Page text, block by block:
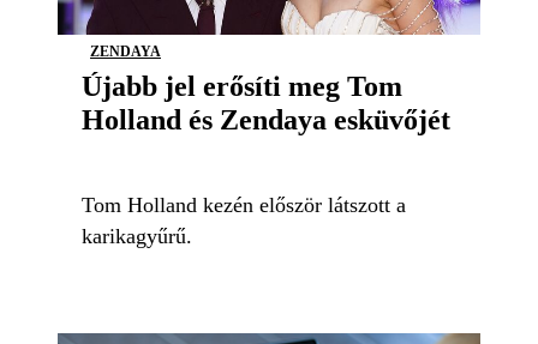
ZENDAYA
Újabb jel erősíti meg Tom
Holland és Zendaya esküvőjét
Tom Holland kezén először látszott a
karikagyűrű.